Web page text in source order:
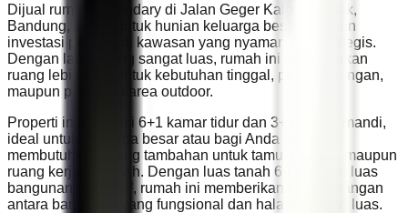
Dijual rumah secondary di Jalan Geger Kalong Lebak,
Bandung, cocok untuk hunian keluarga besar maupun
investasi properti di kawasan yang nyaman dan strategis.
Dengan lahan yang sangat luas, rumah ini menawarkan
ruang lebih lega untuk kebutuhan tinggal, pengembangan,
maupun penataan area outdoor.
Properti ini memiliki 6+1 kamar tidur dan 3+1 kamar mandi,
ideal untuk keluarga besar atau bagi Anda yang
membutuhkan ruang tambahan untuk tamu, asisten, maupun
ruang kerja di rumah. Dengan luas tanah 691 m² dan luas
bangunan 363,3 m², rumah ini memberikan keseimbangan
antara bangunan yang fungsional dan halaman yang luas.